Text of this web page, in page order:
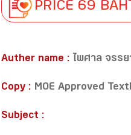
PRICE 69
Auther name : ไพศาล จรร
Copy : MOE Approved
Subject :